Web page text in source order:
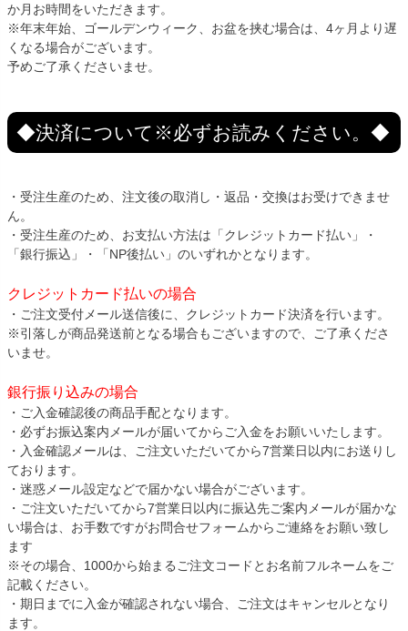
か月お時間をいただきます。
※年末年始、ゴールデンウィーク、お盆を挟む場合は、4ヶ月より遅
くなる場合がございます。
予めご了承くださいませ。
◆決済について※必ずお読みください。◆
・受注生産のため、注文後の取消し・返品・交換はお受けできませ
ん。
・受注生産のため、お支払い方法は「クレジットカード払い」・
「銀行振込」・「NP後払い」のいずれかとなります。
クレジットカード払いの場合
・ご注文受付メール送信後に、クレジットカード決済を行います。
※引落しが商品発送前となる場合もございますので、ご了承くださ
いませ。
銀行振り込みの場合
・ご入金確認後の商品手配となります。
・必ずお振込案内メールが届いてからご入金をお願いいたします。
・入金確認メールは、ご注文いただいてから7営業日以内にお送りし
ております。
・迷惑メール設定などで届かない場合がございます。
・ご注文いただいてから7営業日以内に振込先ご案内メールが届かな
い場合は、お手数ですがお問合せフォームからご連絡をお願い致し
ます
※その場合、1000から始まるご注文コードとお名前フルネームをご
記載ください。
・期日までに入金が確認されない場合、ご注文はキャンセルとなり
ます。